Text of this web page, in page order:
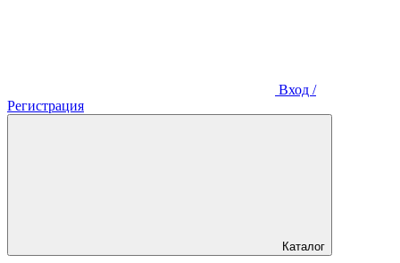
Вход /
Регистрация
Каталог